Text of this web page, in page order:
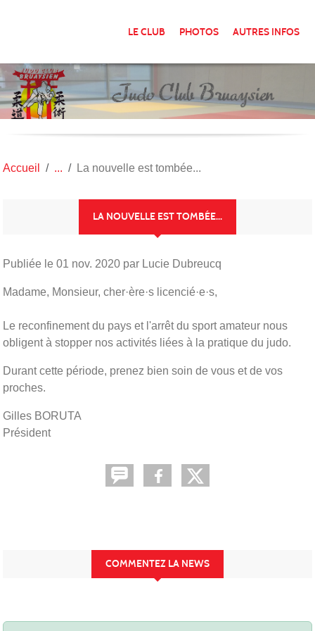
LE CLUB PHOTOS AUTRES INFOS
Accueil La nouvelle est tombée...
LA NOUVELLE EST TOMBÉE...
Publiée le 01 nov. 2020 par Lucie Dubreucq
Madame, Monsieur, cher·ère·s licencié·e·s,
Le reconfinement du pays et l'arrêt du sport amateur nous
obligent à stopper nos activités liées à la pratique du judo.
Durant cette période, prenez bien soin de vous et de vos
proches.
Gilles BORUTA
Président
COMMENTEZ LA NEWS